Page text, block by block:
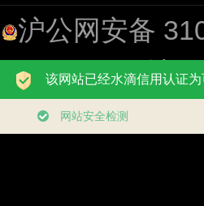
沪公网安备
址